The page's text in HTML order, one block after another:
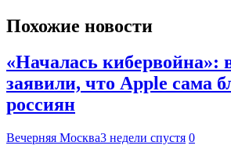
Похожие новости
«Началась кибервойна»:
заявили, что Apple сама
россиян
Вечерняя Москва3 недели спустя 0